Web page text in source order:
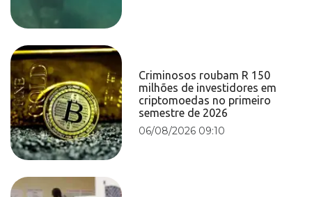
Criminosos roubam R 150
milhões de investidores em
criptomoedas no primeiro
semestre de 2026
06/08/2026 09:10